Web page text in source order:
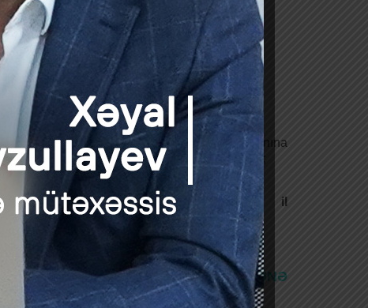
bilər;
sonra ilkin olaraq test imtahanına
müsahibə mərhələsinə dəvət edilirlər;
başlanılır.
CV-lərini22 iyul 2018-ci il
bilərlər.
linkə daxil olaraq XƏBƏRLƏRƏ ABUNƏ